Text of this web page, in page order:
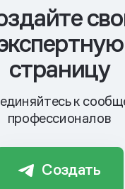
страницу
к
профессионалов
Создать